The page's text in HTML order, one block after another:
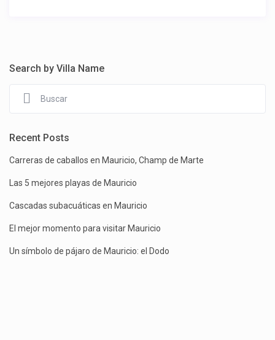
Search by Villa Name
Recent Posts
Carreras de caballos en Mauricio, Champ de Marte
Las 5 mejores playas de Mauricio
Cascadas subacuáticas en Mauricio
El mejor momento para visitar Mauricio
Un símbolo de pájaro de Mauricio: el Dodo